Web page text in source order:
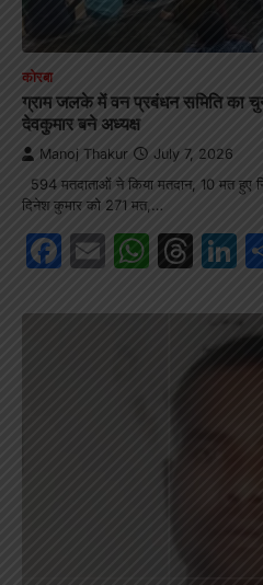
कोरबा
ग्राम जलके में वन प्रबंधन समिति का
देवकुमार बने अध्यक्ष
Manoj Thakur July 7, 2026
594 मतदाताओं ने किया मतदान, 10 मत हुए
दिनेश कुमार को 271 मत,…
Facebook
Email